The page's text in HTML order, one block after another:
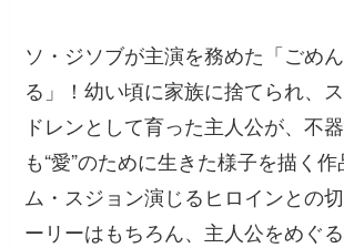
ソ・ジソブが主演を務めた「ごめ
る」！幼い頃に家族に捨てられ、
ドレンとして育った主人公が、不
も“愛”のために生きた様子を描く
ム・スジョン演じるヒロインとの
ーリーはもちろん、主人公をめぐ